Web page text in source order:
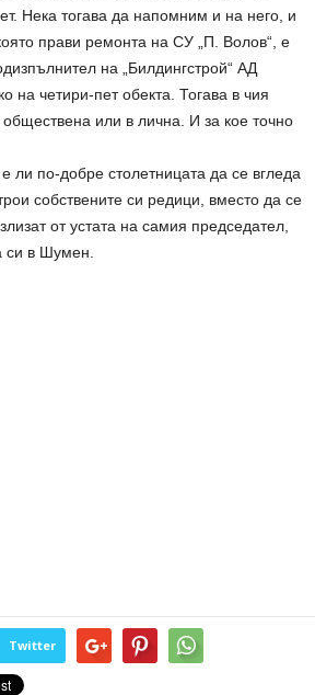
Нека тогава да напомним и на него, и
прави ремонта на СУ „П. Волов“, е
на „Билдингстрой“ АД
на четири-пет обекта. Тогава в чия
или в лична. И за кое точно
ли по-добре столетницата да се вгледа
собствените си редици, вместо да се
от устата на самия председател,
си в Шумен.
Twitter